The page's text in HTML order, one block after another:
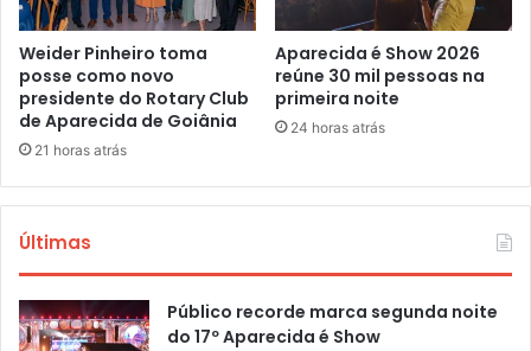
Weider Pinheiro toma
posse como novo
presidente do Rotary Club
de Aparecida de Goiânia
21 horas atrás
Aparecida é Show 2026
reúne 30 mil pessoas na
primeira noite
24 horas atrás
Últimas
Público recorde marca segunda noite
do 17º Aparecida é Show